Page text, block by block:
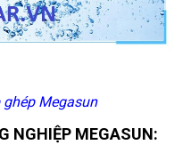
Megasun
NGHIỆP MEGASUN: